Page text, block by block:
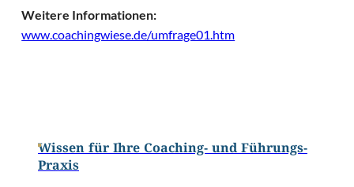
Weitere Informationen:
www.coachingwiese.de/umfrage01.htm
Wissen für Ihre Coaching- und Führungs-
Praxis